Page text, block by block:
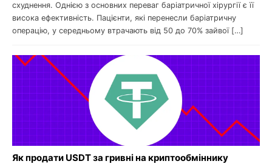
схуднення. Однією з основних переваг баріатричної хірургії є її
висока ефективність. Пацієнти, які перенесли баріатричну
операцію, у середньому втрачають від 50 до 70% зайвої […]
Як продати USDT за гривні на криптообміннику